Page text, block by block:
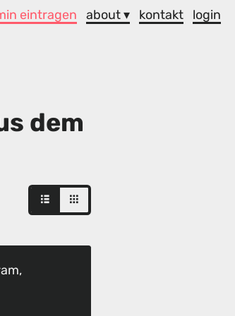
eintragen about ▾ kontakt login
dem